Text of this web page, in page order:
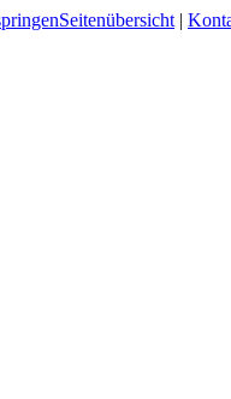
Seitenübersicht |